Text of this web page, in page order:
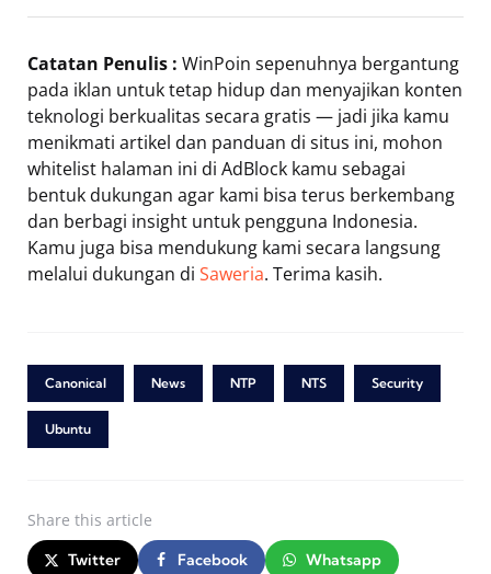
Catatan Penulis : WinPoin sepenuhnya bergantung
pada iklan untuk tetap hidup dan menyajikan konten
teknologi berkualitas secara gratis — jadi jika kamu
menikmati artikel dan panduan di situs ini, mohon
whitelist halaman ini di AdBlock kamu sebagai
bentuk dukungan agar kami bisa terus berkembang
dan berbagi insight untuk pengguna Indonesia.
Kamu juga bisa mendukung kami secara langsung
melalui dukungan di Saweria. Terima kasih.
Canonical News NTP NTS Security
Ubuntu
Share this article
Twitter Facebook Whatsapp